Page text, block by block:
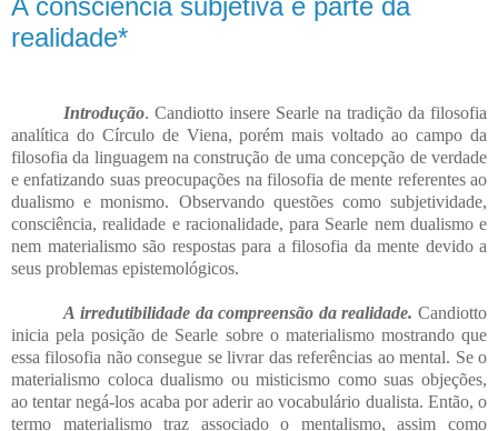
realidade*
Introdução. Candiotto insere Searle na tradição da filosofia
analítica do Círculo de Viena, porém mais voltado ao campo da
filosofia da linguagem na construção de uma concepção de verdade
e enfatizando suas preocupações na filosofia de mente referentes ao
dualismo e monismo. Observando questões como subjetividade,
consciência, realidade e racionalidade, para Searle nem dualismo e
nem materialismo são respostas para a filosofia da mente devido a
seus problemas epistemológicos.
A irredutibilidade da compreensão da realidade. Candiotto
inicia pela posição de Searle sobre o materialismo mostrando que
essa filosofia não consegue se livrar das referências ao mental. Se o
materialismo coloca dualismo ou misticismo como suas objeções,
ao tentar negá-los acaba por aderir ao vocabulário dualista. Então, o
termo materialismo traz associado o mentalismo, assim como